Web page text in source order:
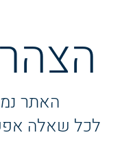
האתר
לכל שאלה